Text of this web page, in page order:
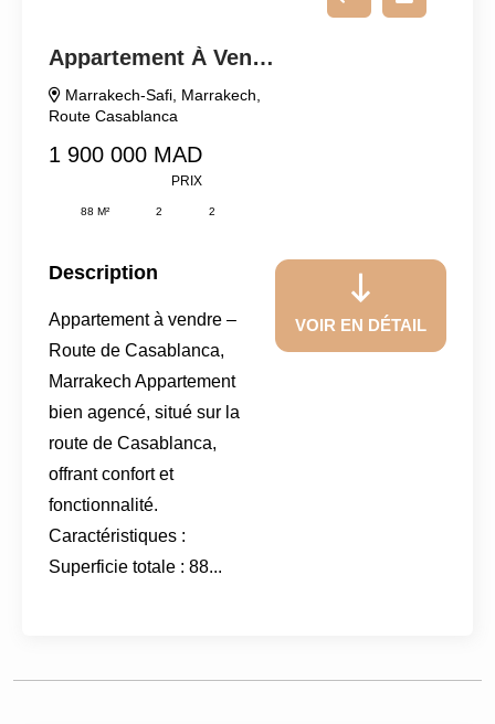
Appartement À Vendre
Marrakech-Safi Marrakech
Route Casablanca
1 900 000 MAD
PRIX
88 M² 2 2
Description
Appartement à vendre –
Route de Casablanca,
Marrakech Appartement
bien agencé, situé sur la
route de Casablanca,
offrant confort et
fonctionnalité.
Caractéristiques :
Superficie totale : 88...
VOIR EN DÉTAIL